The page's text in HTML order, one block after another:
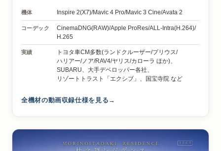
機体 Inspire 2(X7)/Mavic 4 Pro/Mavic 3 Cine/Avata 2
コーデック CinemaDNG(RAW)/Apple ProRes/ALL-Intra(H.264)/
H.265
実績 トヨタ車CM多数(ランドクルーザー/プリウス/
ハリアー/ノア/RAV4/ヤリス/カローラ ほか)、
SUBARU、 大手デベロッパー各社、
リゾートトラスト「エクシブ」、
国宝寺院 など
全機材の動画収録仕様を見る